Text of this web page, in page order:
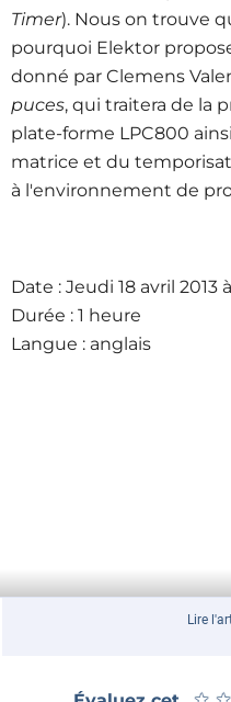
Timer). Nous on trouve
pourquoi Elektor
donné par Clemens
puces, qui traitera de la
plate-forme LPC800
matrice et du
à l'environnement de
Date : Jeudi 18 avril 2013
Durée : 1 heure
Langue : anglais
Lire